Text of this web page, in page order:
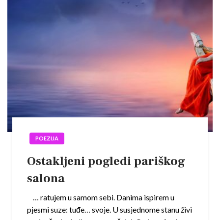
POEZIJA
Ostakljeni pogledi pariškog
salona
… ratujem u samom sebi. Danima ispirem u
pjesmi suze: tuđe… svoje. U susjednome stanu živi